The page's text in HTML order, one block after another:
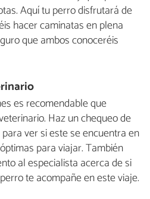
Aquí tu perro disfrutará de
hacer caminatas en plena
que ambos conoceréis
es recomendable que
Haz un chequeo de
ver si este se encuentra en
para viajar. También
al especialista acerca de si
te acompañe en este viaje.